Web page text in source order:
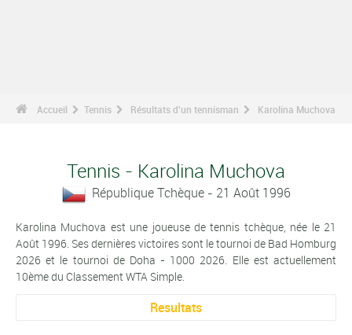
Accueil Tennis Résultats d'un tennisman Karolina Muchova
Tennis - Karolina Muchova
République Tchèque - 21 Août 1996
Karolina Muchova est une joueuse de tennis tchèque, née le 21
Août 1996. Ses dernières victoires sont le tournoi de Bad Homburg
2026 et le tournoi de Doha - 1000 2026. Elle est actuellement
10ème du Classement WTA Simple.
Resultats